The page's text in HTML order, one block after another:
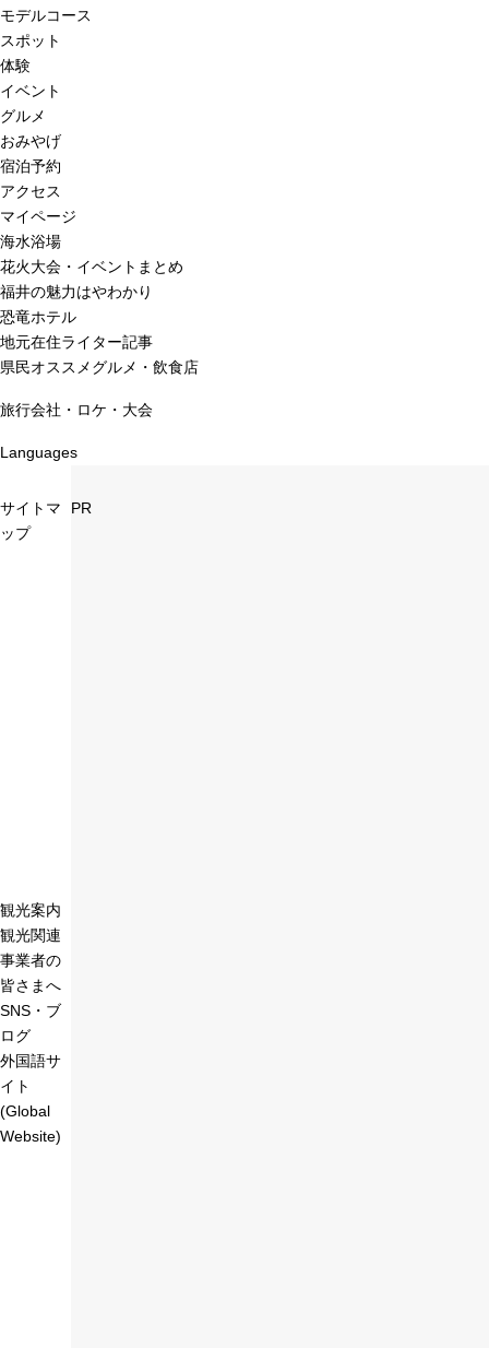
モデルコース
スポット
体験
イベント
グルメ
おみやげ
宿泊予約
アクセス
マイページ
海水浴場
花火大会・イベントまとめ
福井の魅力はやわかり
恐竜ホテル
地元在住ライター記事
県民オススメグルメ・飲食店
旅行会社・ロケ・大会
Languages
サイトマ
ップ
観光案内
観光関連
事業者の
皆さまへ
SNS・ブ
ログ
外国語サ
イト
(Global
Website)
PR